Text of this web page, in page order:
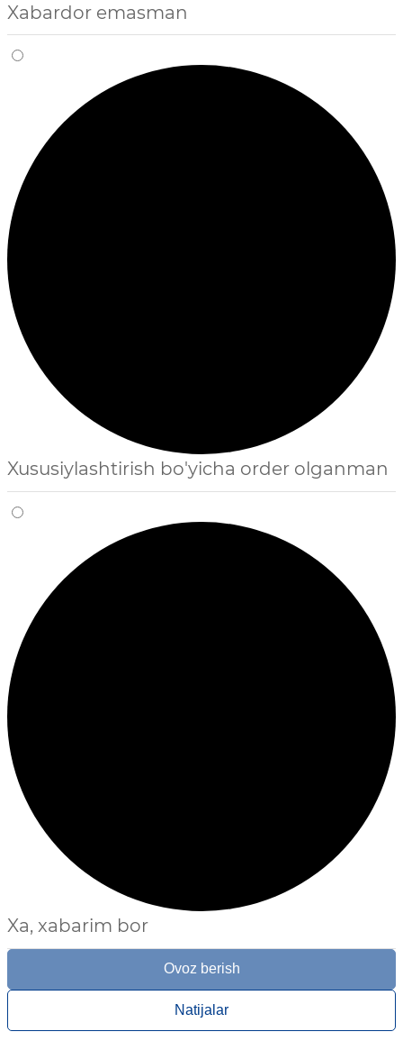
Xabardor emasman
Xususiylashtirish bo'yicha order olganman
Xa, xabarim bor
Ovoz berish
Natijalar